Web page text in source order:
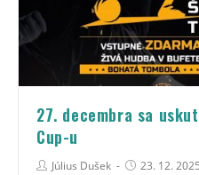
27. decembra sa
Cup-u
Július Dušek 23. 12. 2025